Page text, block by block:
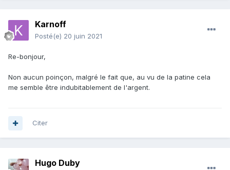
Karnoff
Posté(e) 20 juin 2021
Re-bonjour,
Non aucun poinçon, malgré le fait que, au vu de la patine cela
me semble être indubitablement de l'argent.
Citer
Hugo Duby